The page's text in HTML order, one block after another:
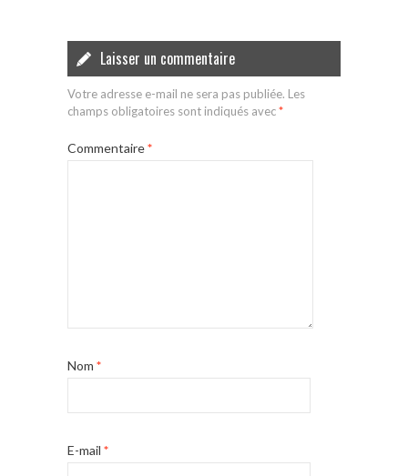
Laisser un commentaire
Votre adresse e-mail ne sera pas publiée. Les
champs obligatoires sont indiqués avec*
Commentaire*
Nom *
E-mail *